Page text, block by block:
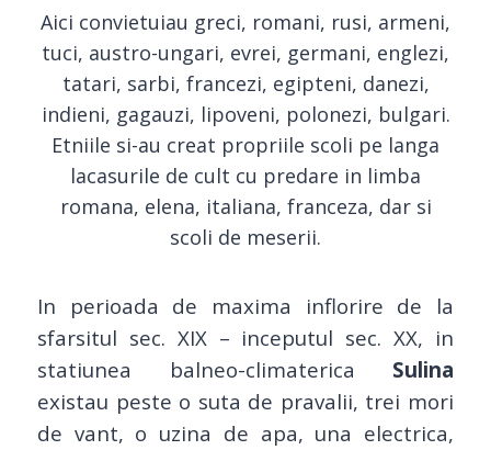
Aici convietuiau greci, romani, rusi, armeni,
tuci, austro-ungari, evrei, germani, englezi,
tatari, sarbi, francezi, egipteni, danezi,
indieni, gagauzi, lipoveni, polonezi, bulgari.
Etniile si-au creat propriile scoli pe langa
lacasurile de cult cu predare in limba
romana, elena, italiana, franceza, dar si
scoli de meserii.
In perioada de maxima inflorire de la
sfarsitul sec. XIX – inceputul sec. XX, in
statiunea balneo-climaterica Sulina
existau peste o suta de pravalii, trei mori
de vant, o uzina de apa, una electrica,